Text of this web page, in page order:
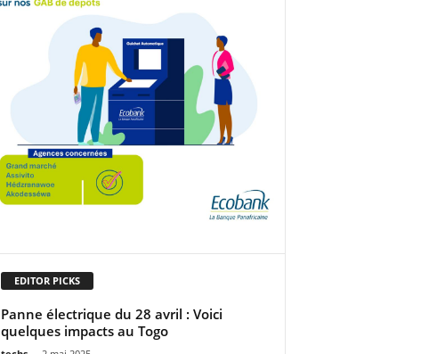
EDITOR PICKS
Panne électrique du 28 avril : Voici
quelques impacts au Togo